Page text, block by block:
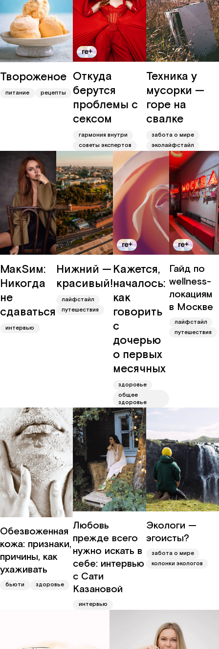
Твороженое
питание рецепты
Откуда
берутся
проблемы с
сексом
гармония внутри
советы экспертов
Техника у
мусорки —
горе на
свалке
забота о мире
эколайфстайл
МакSим:
Никогда
не
сдаваться
интервью
Нижний —
красивый!
лайфстайл
путешествия
Кажется,
началось:
как
говорить
с
дочерью
о первых
месячных
здоровье
общее
здоровье
Гайд по
wellness-
локациям
в Москве
лайфстайл
путешествия
Обезвоженная
кожа: признаки,
причины, как
ухаживать
бьюти здоровье
Любовь
прежде всего
нужно искать в
себе: интервью
с Сати
Казановой
интервью
Экологи —
эгоисты?
забота о мире
колонки экологов